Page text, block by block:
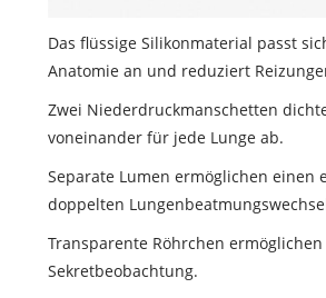
Das flüssige Silikonmaterial passt
Anatomie an und reduziert
Zwei Niederdruckmanschetten
voneinander für jede Lunge ab.
Separate Lumen ermöglichen einen
doppelten
Transparente Röhrchen
Sekretbeobachtung.